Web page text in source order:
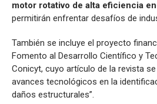
motor rotativo de alta eficiencia
permitirán enfrentar desafíos de
También se incluye el proyecto
Fomento al Desarrollo Científico y
Conicyt, cuyo artículo de la revista
avances tecnológicos en la
daños estructurales”.